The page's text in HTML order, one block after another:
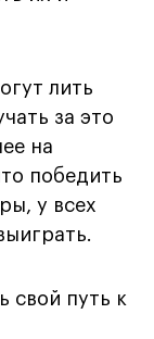
лить
за это
на
победить
у всех
свой путь к